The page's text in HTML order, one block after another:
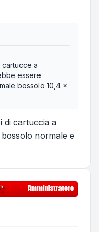
cartucce a
essere
bossolo 10,4 x
di cartuccia a
normale e